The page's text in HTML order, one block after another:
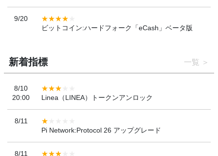
9/20
ビットコイン:ハードフォーク「eCash」ベータ版
新着指標 一覧
8/10
20:00
Linea（LINEA）トークンアンロック
8/11
Pi Network:Protocol 26 アップグレード
8/11